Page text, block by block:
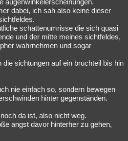
augenwinkelerscheinungen.
dabei, ich sah also keine dieser
schattenumrisse die sich quasi
und der mitte meines sichtfeldes,
wahrnehmen und sogar
sichtungen auf ein bruchteil bis hin
nie einfach so, sondern bewegen
hinter gegenständen.
da ist, also nicht weg.
angst davor hinterher zu gehen,